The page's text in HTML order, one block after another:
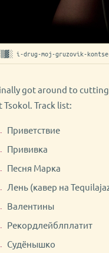
▒▓░ i-drug-moj-gruzovik-
got around to
Tsokol. Track list:
Приветствие
Прививка
Песня Марка
Лень (кавер на
Валентины
Рекордлейблплатит
Судёнышко